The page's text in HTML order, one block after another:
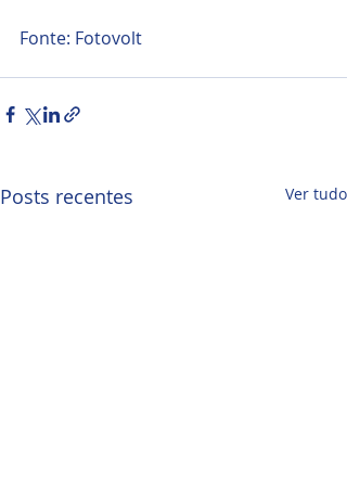
Fonte: Fotovolt
Posts recentes Ver tudo